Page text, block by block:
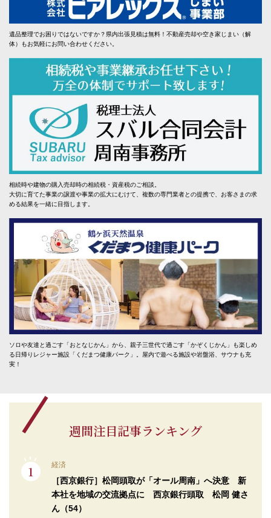
遺品整理でお困りではないですか？県内出張見積は無料！不動産売却や空き家じまい（解
体）もお気軽にお問い合わせください。
相続時や建物の購入売却時の相続税・資産税のご相談。
大切に育てた事業の譲渡や事業の拡大にむけて、複数の専門業者との提携で、お客さまの求
める結果を一緒に目指します。
ソロや友達と過ごす「おとなじかん」から、親子三世代で過ごす「かぞくじかん」も楽しめ
る日帰りレジャー施設「くだまつ健康パーク」。屋内で遊べる施設や岩盤浴、サウナも充
実！
週間注目記事ランキング
経済
［西京銀行］松岡頭取が「オール周南」へ決意 新
本社を地域の交流拠点に 西京銀行頭取 松岡 健さ
ん（54）